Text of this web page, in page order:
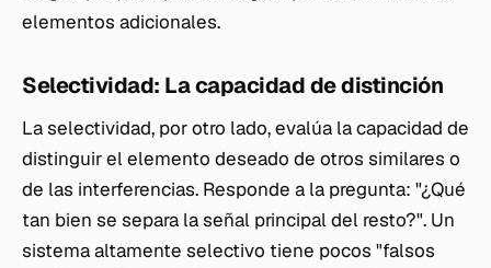
elementos adicionales.
Selectividad: La capacidad de distinción
La selectividad, por otro lado, evalúa la capacidad de
distinguir el elemento deseado de otros similares o
de las interferencias. Responde a la pregunta: "¿Qué
tan bien se separa la señal principal del resto?". Un
sistema altamente selectivo tiene pocos "falsos